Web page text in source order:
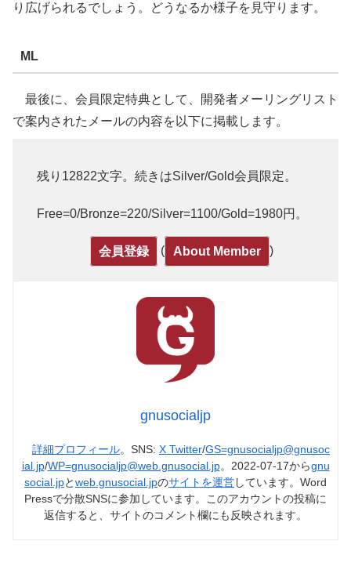
り広げられるでしょう。どうなるか様子を見守ります。
ML
最後に、会員限定特典として、開発者メーリングリスト
で案内されたメールの内容を以下に掲載します。
残り12822文字。続きはSilver/Gold会員限定。
Free=0/Bronze=220/Silver=1100/Gold=1980円。
会員登録 ( About Member )
gnusocialjp
詳細プロフィール。SNS: X Twitter/GS=gnusocialjp@gnusoc
ial.jp/WP=gnusocialjp@web.gnusocial.jp。2022-07-17からgnu
social.jpとweb.gnusocial.jpのサイトを運営しています。Word
Pressで分散SNSに参加しています。このアカウントの投稿に
返信すると、サイトのコメント欄にも反映されます。